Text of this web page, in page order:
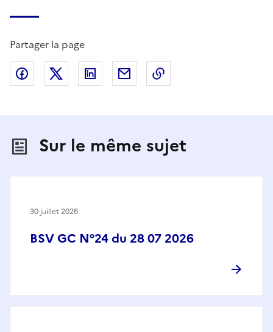
Partager la page
Partager sur Facebook
Partager sur X (anciennement Twitter)
Partager sur LinkedIn
Partager par email
Sur le même sujet
BSV GC N°24 du 28 07 2026
30 juillet 2026